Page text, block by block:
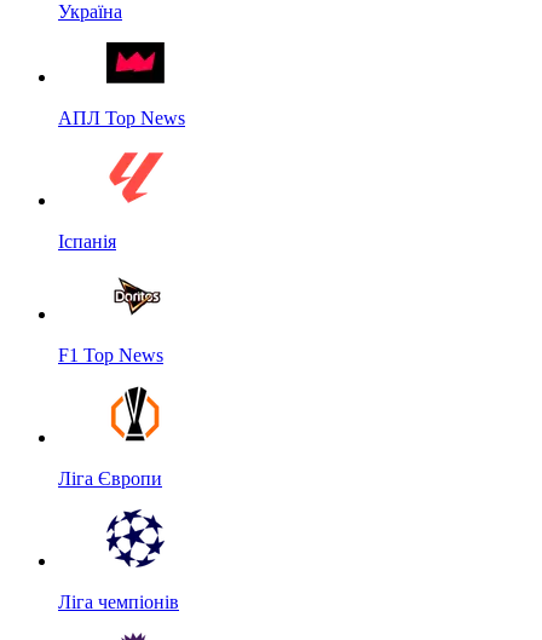
Україна
АПЛ Top News
Іспанія
F1 Top News
Ліга Європи
Ліга чемпіонів